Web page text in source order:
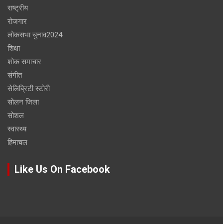
राष्ट्रीय
रोजगार
लोकसभा चुनाव2024
शिक्षा
शोक समाचार
संगीत
सेलिब्रिटी स्टोरी
सोलन जिला
सोशल
स्वास्थ्य
हिमाचल
Like Us On Facebook